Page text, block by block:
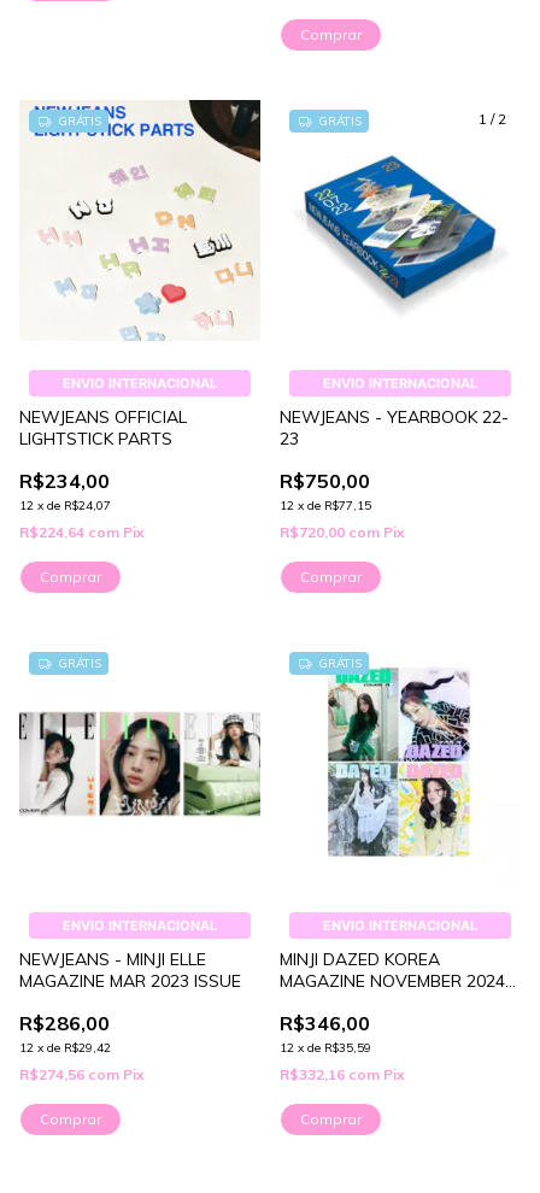
Comprar
GRÁTIS
ENVIO INTERNACIONAL
NEWJEANS OFFICIAL
LIGHTSTICK PARTS
R$234,00
12 x de R$24,07
R$224,64 com Pix
Comprar
1 / 2
GRÁTIS
ENVIO INTERNACIONAL
NEWJEANS - YEARBOOK 22-
23
R$750,00
12 x de R$77,15
R$720,00 com Pix
Comprar
GRÁTIS
ENVIO INTERNACIONAL
NEWJEANS - MINJI ELLE
MAGAZINE MAR 2023 ISSUE
R$286,00
12 x de R$29,42
R$274,56 com Pix
Comprar
GRÁTIS
ENVIO INTERNACIONAL
MINJI DAZED KOREA
MAGAZINE NOVEMBER 2024
R$346,00
12 x de R$35,59
R$332,16 com Pix
Comprar